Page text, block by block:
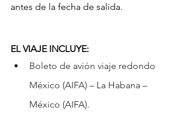
antes de la fecha de salida.
EL VIAJE INCLUYE:
Boleto de avión viaje redondo
México (AIFA) – La Habana –
México (AIFA).